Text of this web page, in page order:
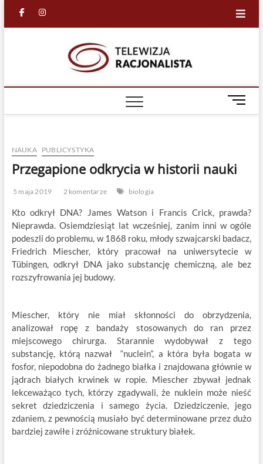
facebook
in
M
e
u
t
n
NAUKA PUBLICYSTYKA
Przegapione odkrycia w historii nauki
5 maja 2019 2 komentarze biologia
Kto odkrył DNA? James Watson i Francis Crick, prawda?
Nieprawda. Osiemdziesiąt lat wcześniej, zanim inni w ogóle
podeszli do problemu, w 1868 roku, młody szwajcarski badacz,
Friedrich Miescher, który pracował na uniwersytecie w
Tübingen, odkrył DNA jako substancję chemiczną, ale bez
rozszyfrowania jej budowy.
Miescher, który nie miał skłonności do obrzydzenia,
analizował ropę z bandaży stosowanych do ran przez
miejscowego chirurga. Starannie wydobywał z tego
substancję, którą nazwał “nuclein”, a która była bogata w
fosfor, niepodobna do żadnego białka i znajdowana głównie w
jądrach białych krwinek w ropie. Miescher zbywał jednak
lekceważąco tych, którzy zgadywali, że nuklein może nieść
sekret dziedziczenia i samego życia. Dziedziczenie, jego
zdaniem, z pewnością musiało być determinowane przez dużo
bardziej zawiłe i zróżnicowane struktury białek.